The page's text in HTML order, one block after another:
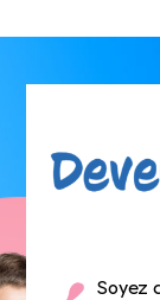
Soyez